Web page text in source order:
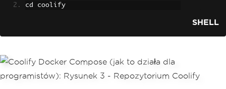
cd coolify
SHELL